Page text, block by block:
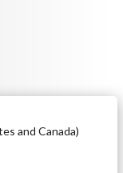
and Canada)